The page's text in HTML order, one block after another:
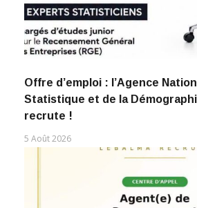
Offre d’emploi : l’Agence
Statistique et de la
recrute !
5 Août 2026